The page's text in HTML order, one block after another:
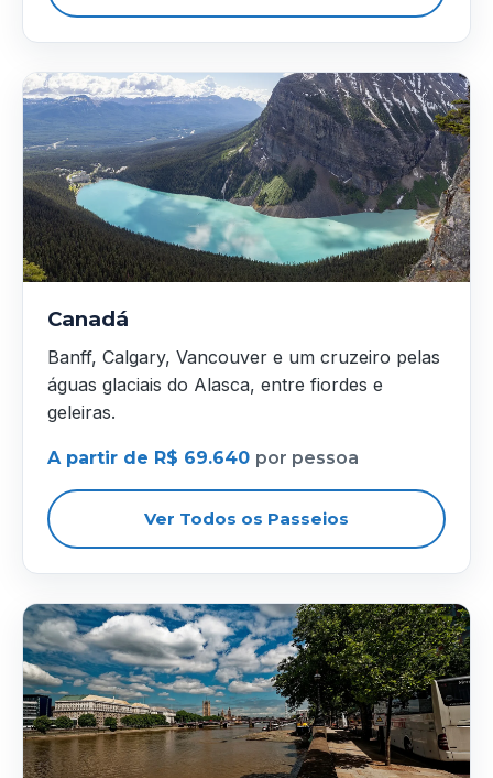
Canadá
Banff, Calgary, Vancouver e um cruzeiro pelas
águas glaciais do Alasca, entre fiordes e
geleiras.
A partir de R$ 69.640 por pessoa
Ver Todos os Passeios